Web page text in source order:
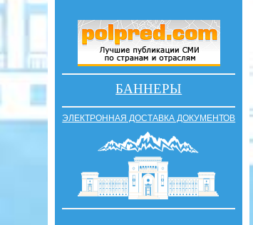
БАННЕРЫ
ЭЛЕКТРОННАЯ ДОСТАВКА ДОКУМЕНТОВ